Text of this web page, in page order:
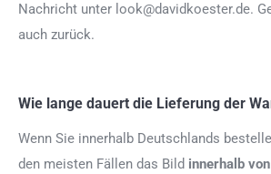
Nachricht unter look@davidkoester.de.
auch zurück.
Wie lange dauert die Lieferung der
Wenn Sie innerhalb Deutschlands
den meisten Fällen das Bild innerhalb